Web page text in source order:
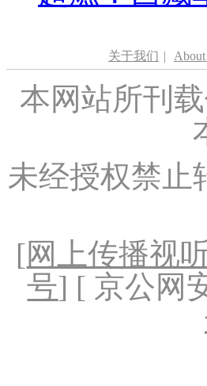
关于我们 | About
本网站所刊
未经授权禁止
[网上传播视
号] [ 京公网